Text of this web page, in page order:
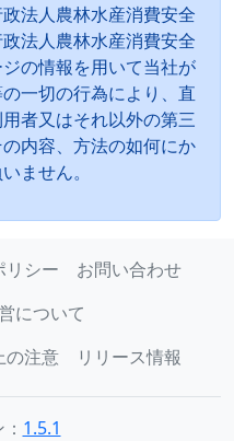
法人農林水産消費安全
法人農林水産消費安全
の情報を用いて当社が
一切の行為により、直
者又はそれ以外の第三
内容、方法の如何にか
ません。
リシー
お問い合わせ
について
の注意
リリース情報
1.5.1